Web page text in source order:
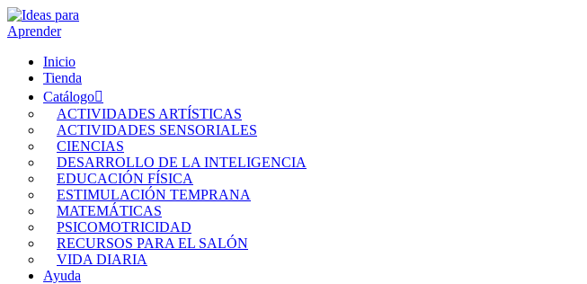
Inicio
Tienda
Catálogo
ACTIVIDADES ARTÍSTICAS
ACTIVIDADES SENSORIALES
CIENCIAS
DESARROLLO DE LA INTELIGENCIA
EDUCACIÓN FÍSICA
ESTIMULACIÓN TEMPRANA
MATEMÁTICAS
PSICOMOTRICIDAD
RECURSOS PARA EL SALÓN
VIDA DIARIA
Ayuda